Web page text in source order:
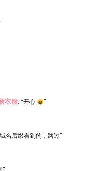
衣服: “开心 ”
名后缀看到的，路过”